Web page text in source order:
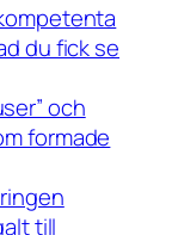
du fick se
och
formade
till